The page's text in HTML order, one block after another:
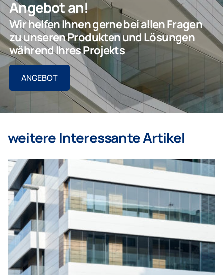
Angebot an!
Wir helfen Ihnen gerne bei allen Fragen
zu unseren Produkten und Lösungen
während Ihres Projekts
ANGEBOT
weitere Interessante Artikel